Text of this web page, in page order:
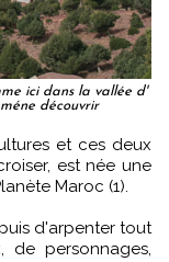
ici dans la vallée d'
découvrir
est née une
Maroc (1).
d'arpenter tout
personnages,